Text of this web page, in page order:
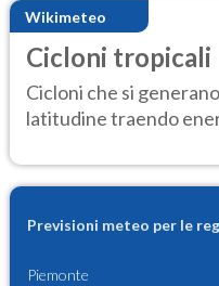
Wikimeteo
Cicloni tropicali
Cicloni che si
latitudine traendo
Previsioni meteo per le
Piemonte